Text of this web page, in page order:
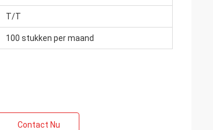
T/T
100 stukken per maand
Contact Nu